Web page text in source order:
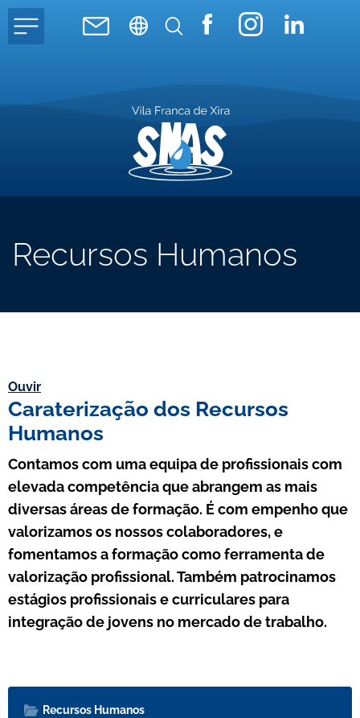
Recursos Humanos
Ouvir
Caraterização dos Recursos
Humanos
Contamos com uma equipa de profissionais com
elevada competência que abrangem as mais
diversas áreas de formação. É com empenho que
valorizamos os nossos colaboradores, e
fomentamos a formação como ferramenta de
valorização profissional. Também patrocinamos
estágios profissionais e curriculares para
integração de jovens no mercado de trabalho.
Recursos Humanos